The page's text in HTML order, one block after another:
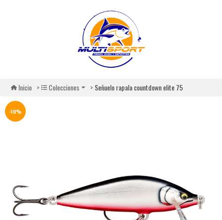
Inicio Colecciones Señuelo rapala countdown elite 75
-10%